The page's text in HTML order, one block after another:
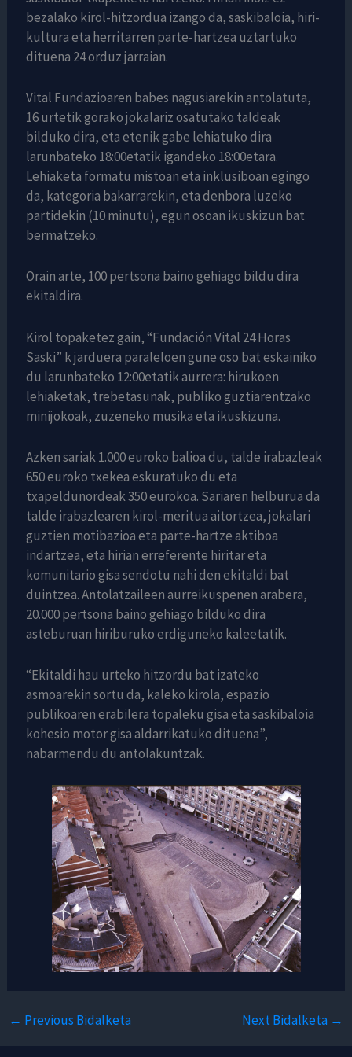
bezalako kirol-hitzordua izango da, saskibaloia, hiri-
kultura eta herritarren parte-hartzea uztartuko
dituena 24 orduz jarraian.
Vital Fundazioaren babes nagusiarekin antolatuta,
16 urtetik gorako jokalariz osatutako taldeak
bilduko dira, eta etenik gabe lehiatuko dira
larunbateko 18:00etatik igandeko 18:00etara.
Lehiaketa formatu mistoan eta inklusiboan egingo
da, kategoria bakarrarekin, eta denbora luzeko
partidekin (10 minutu), egun osoan ikuskizun bat
bermatzeko.
Orain arte, 100 pertsona baino gehiago bildu dira
ekitaldira.
Kirol topaketez gain, “Fundación Vital 24 Horas
Saski” k jarduera paraleloen gune oso bat eskainiko
du larunbateko 12:00etatik aurrera: hirukoen
lehiaketak, trebetasunak, publiko guztiarentzako
minijokoak, zuzeneko musika eta ikuskizuna.
Azken sariak 1.000 euroko balioa du, talde irabazleak
650 euroko txekea eskuratuko du eta
txapeldunordeak 350 eurokoa. Sariaren helburua da
talde irabazlearen kirol-meritua aitortzea, jokalari
guztien motibazioa eta parte-hartze aktiboa
indartzea, eta hirian erreferente hiritar eta
komunitario gisa sendotu nahi den ekitaldi bat
duintzea. Antolatzaileen aurreikuspenen arabera,
20.000 pertsona baino gehiago bilduko dira
asteburuan hiriburuko erdiguneko kaleetatik.
“Ekitaldi hau urteko hitzordu bat izateko
asmoarekin sortu da, kaleko kirola, espazio
publikoaren erabilera topaleku gisa eta saskibaloia
kohesio motor gisa aldarrikatuko dituena”,
nabarmendu du antolakuntzak.
← Previous Bidalketa Next Bidalketa →